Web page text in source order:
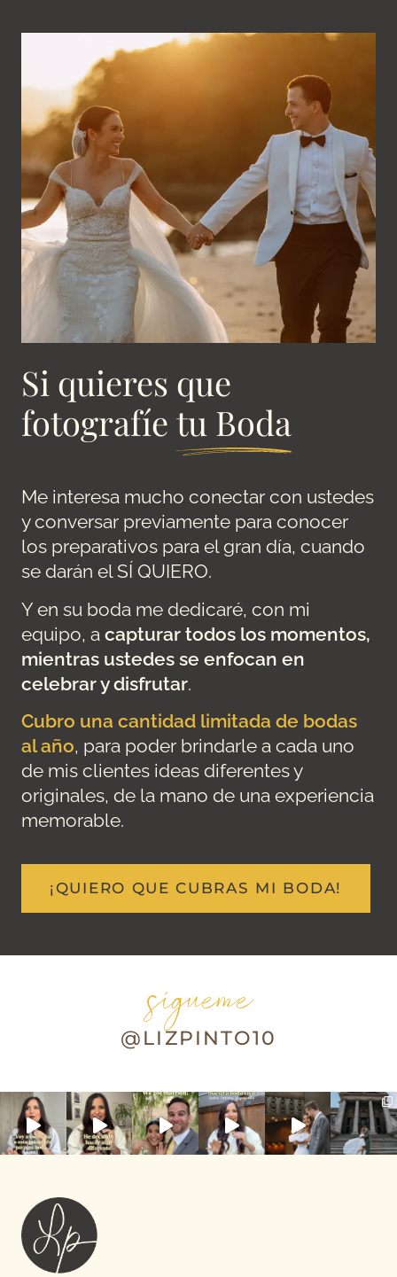
Si quieres que
fotografíetu Boda
Me interesa mucho conectar con ustedes
y conversar previamente para conocer
los preparativos para el gran día, cuando
se darán el SÍ QUIERO.
Y en su boda me dedicaré, con mi
equipo, a capturar todos los momentos,
mientras ustedes se enfocan en
celebrar y disfrutar.
Cubro una cantidad limitada de bodas
al año, para poder brindarle a cada uno
de mis clientes ideas diferentes y
originales, de la mano de una experiencia
memorable.
¡QUIERO QUE CUBRAS MI BODA!
sígueme
@LIZPINTO10